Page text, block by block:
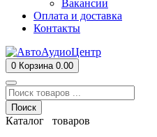
Вакансии
Оплата и доставка
Контакты
0 Корзина 0.00
Поиск
Каталог товаров